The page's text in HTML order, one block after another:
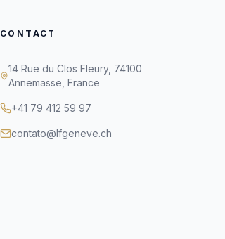
CONTACT
14 Rue du Clos Fleury, 74100
Annemasse, France
+41 79 412 59 97
contato@lfgeneve.ch